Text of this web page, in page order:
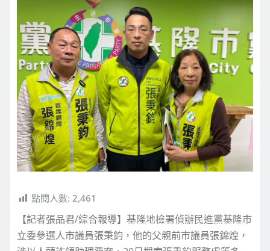
點閱人數: 2,461
【記者張品君/綜合報導】基隆地檢署偵辦民進黨基隆市
立委參選人市議員張秉鈞，他的父親前市議員張錦煌，